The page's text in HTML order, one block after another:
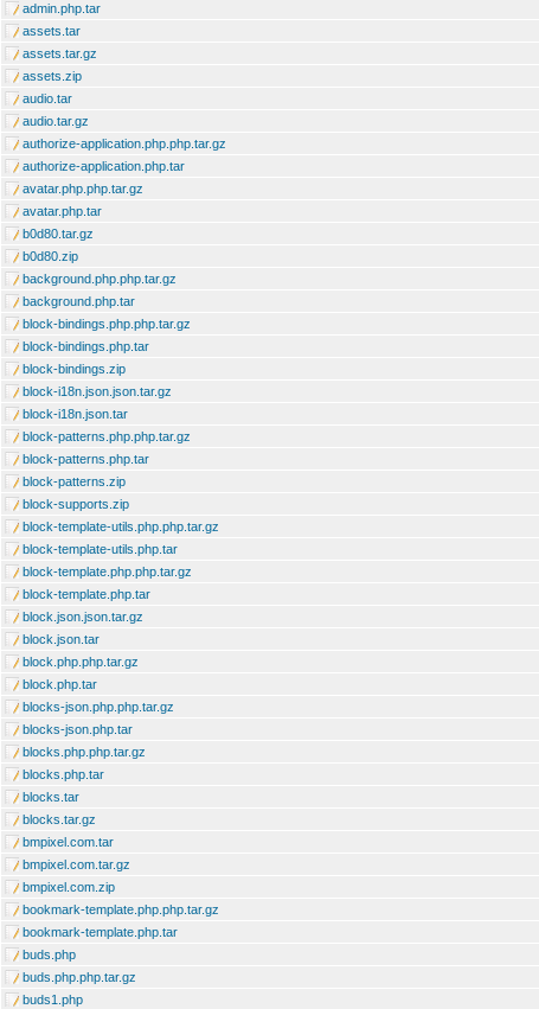
admin.php.tar
assets.tar
assets.tar.gz
assets.zip
audio.tar
audio.tar.gz
authorize-application.php.php.tar.gz
authorize-application.php.tar
avatar.php.php.tar.gz
avatar.php.tar
b0d80.tar.gz
b0d80.zip
background.php.php.tar.gz
background.php.tar
block-bindings.php.php.tar.gz
block-bindings.php.tar
block-bindings.zip
block-i18n.json.json.tar.gz
block-i18n.json.tar
block-patterns.php.php.tar.gz
block-patterns.php.tar
block-patterns.zip
block-supports.zip
block-template-utils.php.php.tar.gz
block-template-utils.php.tar
block-template.php.php.tar.gz
block-template.php.tar
block.json.json.tar.gz
block.json.tar
block.php.php.tar.gz
block.php.tar
blocks-json.php.php.tar.gz
blocks-json.php.tar
blocks.php.php.tar.gz
blocks.php.tar
blocks.tar
blocks.tar.gz
bmpixel.com.tar
bmpixel.com.tar.gz
bmpixel.com.zip
bookmark-template.php.php.tar.gz
bookmark-template.php.tar
buds.php
buds.php.php.tar.gz
buds1.php